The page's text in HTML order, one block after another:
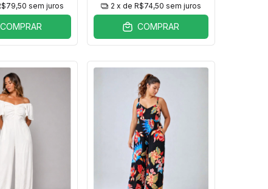
sem juros
COMPRAR
2 x de R$74,50 sem juros
COMPRAR